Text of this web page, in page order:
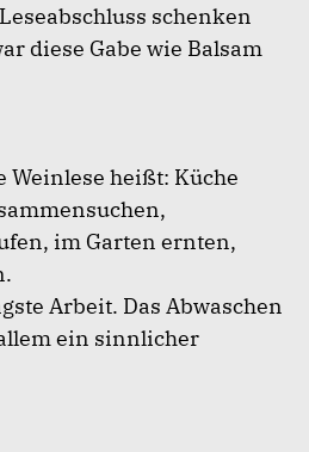
schenken
diese Gabe wie Balsam
Weinlese heißt: Küche
im Garten ernten,
Arbeit. Das Abwaschen
ein sinnlicher